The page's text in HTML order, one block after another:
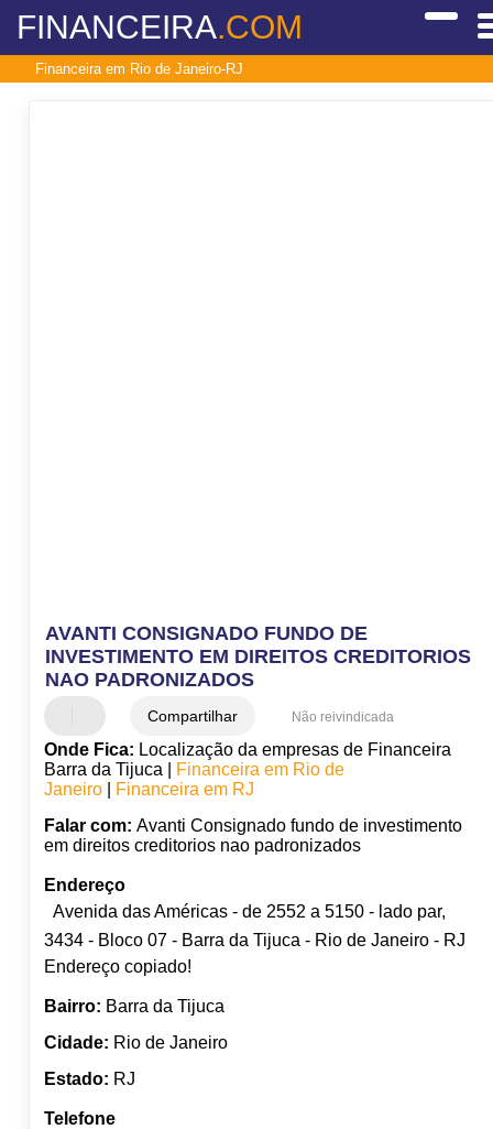
FINANCEIRA.COM
Financeira em Rio de Janeiro-RJ
AVANTI CONSIGNADO FUNDO DE
INVESTIMENTO EM DIREITOS CREDITORIOS
NAO PADRONIZADOS
Compartilhar Não reivindicada
Onde Fica: Localização da empresas de Financeira
Barra da Tijuca |
Financeira em Rio de
Janeiro|
Financeira em RJ
Falar com: Avanti Consignado fundo de investimento
em direitos creditorios nao padronizados
Endereço
Avenida das Américas - de 2552 a 5150 - lado par,
3434 - Bloco 07 - Barra da Tijuca - Rio de Janeiro - RJ
Endereço copiado!
Bairro: Barra da Tijuca
Cidade: Rio de Janeiro
Estado: RJ
Telefone